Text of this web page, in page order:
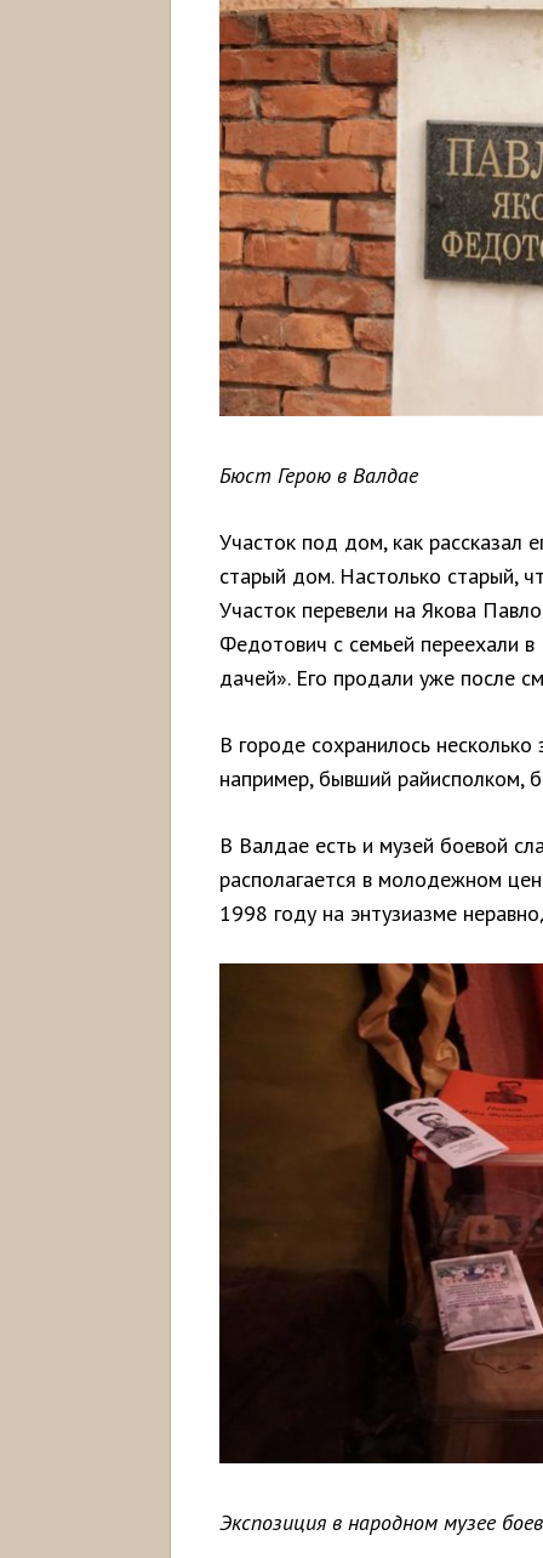
Бюст Герою в Валдае
Участок под дом, как рассказал
старый дом. Настолько старый,
Участок перевели на Якова
Федотович с семьей переехали
дачей». Его продали уже после
В городе сохранилось
например, бывший райисполком,
В Валдае есть и музей боевой
располагается в молодежном
1998 году на энтузиазме
Экспозиция в народном музее